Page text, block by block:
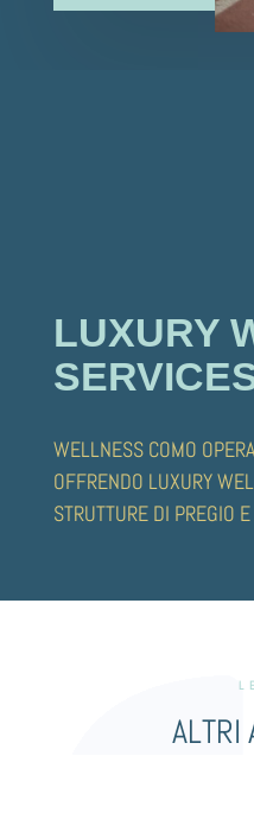
LUXURY
WELLNESS COMO
OFFRENDO LUXURY
STRUTTURE DI PREGIO
ALTRI